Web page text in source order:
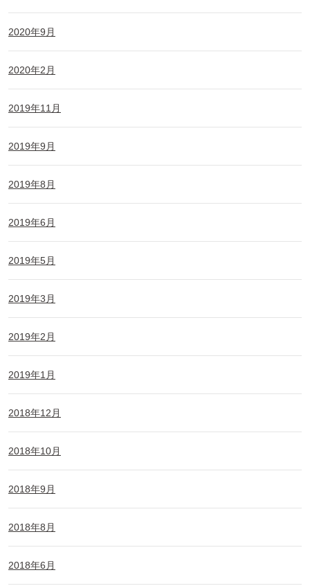
2020年9月
2020年2月
2019年11月
2019年9月
2019年8月
2019年6月
2019年5月
2019年3月
2019年2月
2019年1月
2018年12月
2018年10月
2018年9月
2018年8月
2018年6月